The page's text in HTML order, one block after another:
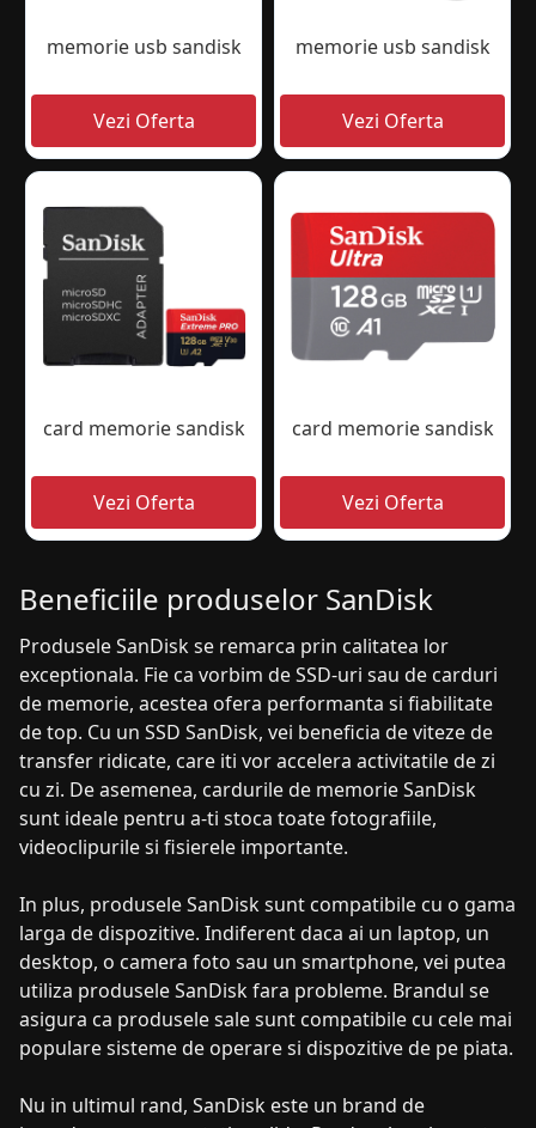
memorie usb sandisk memorie usb sandisk
card memorie sandisk card memorie sandisk
Beneficiile produselor SanDisk
Produsele SanDisk se remarca prin calitatea lor
exceptionala. Fie ca vorbim de SSD-uri sau de carduri
de memorie, acestea ofera performanta si fiabilitate
de top. Cu un SSD SanDisk, vei beneficia de viteze de
transfer ridicate, care iti vor accelera activitatile de zi
cu zi. De asemenea, cardurile de memorie SanDisk
sunt ideale pentru a-ti stoca toate fotografiile,
videoclipurile si fisierele importante.
In plus, produsele SanDisk sunt compatibile cu o gama
larga de dispozitive. Indiferent daca ai un laptop, un
desktop, o camera foto sau un smartphone, vei putea
utiliza produsele SanDisk fara probleme. Brandul se
asigura ca produsele sale sunt compatibile cu cele mai
populare sisteme de operare si dispozitive de pe piata.
Nu in ultimul rand, SanDisk este un brand de